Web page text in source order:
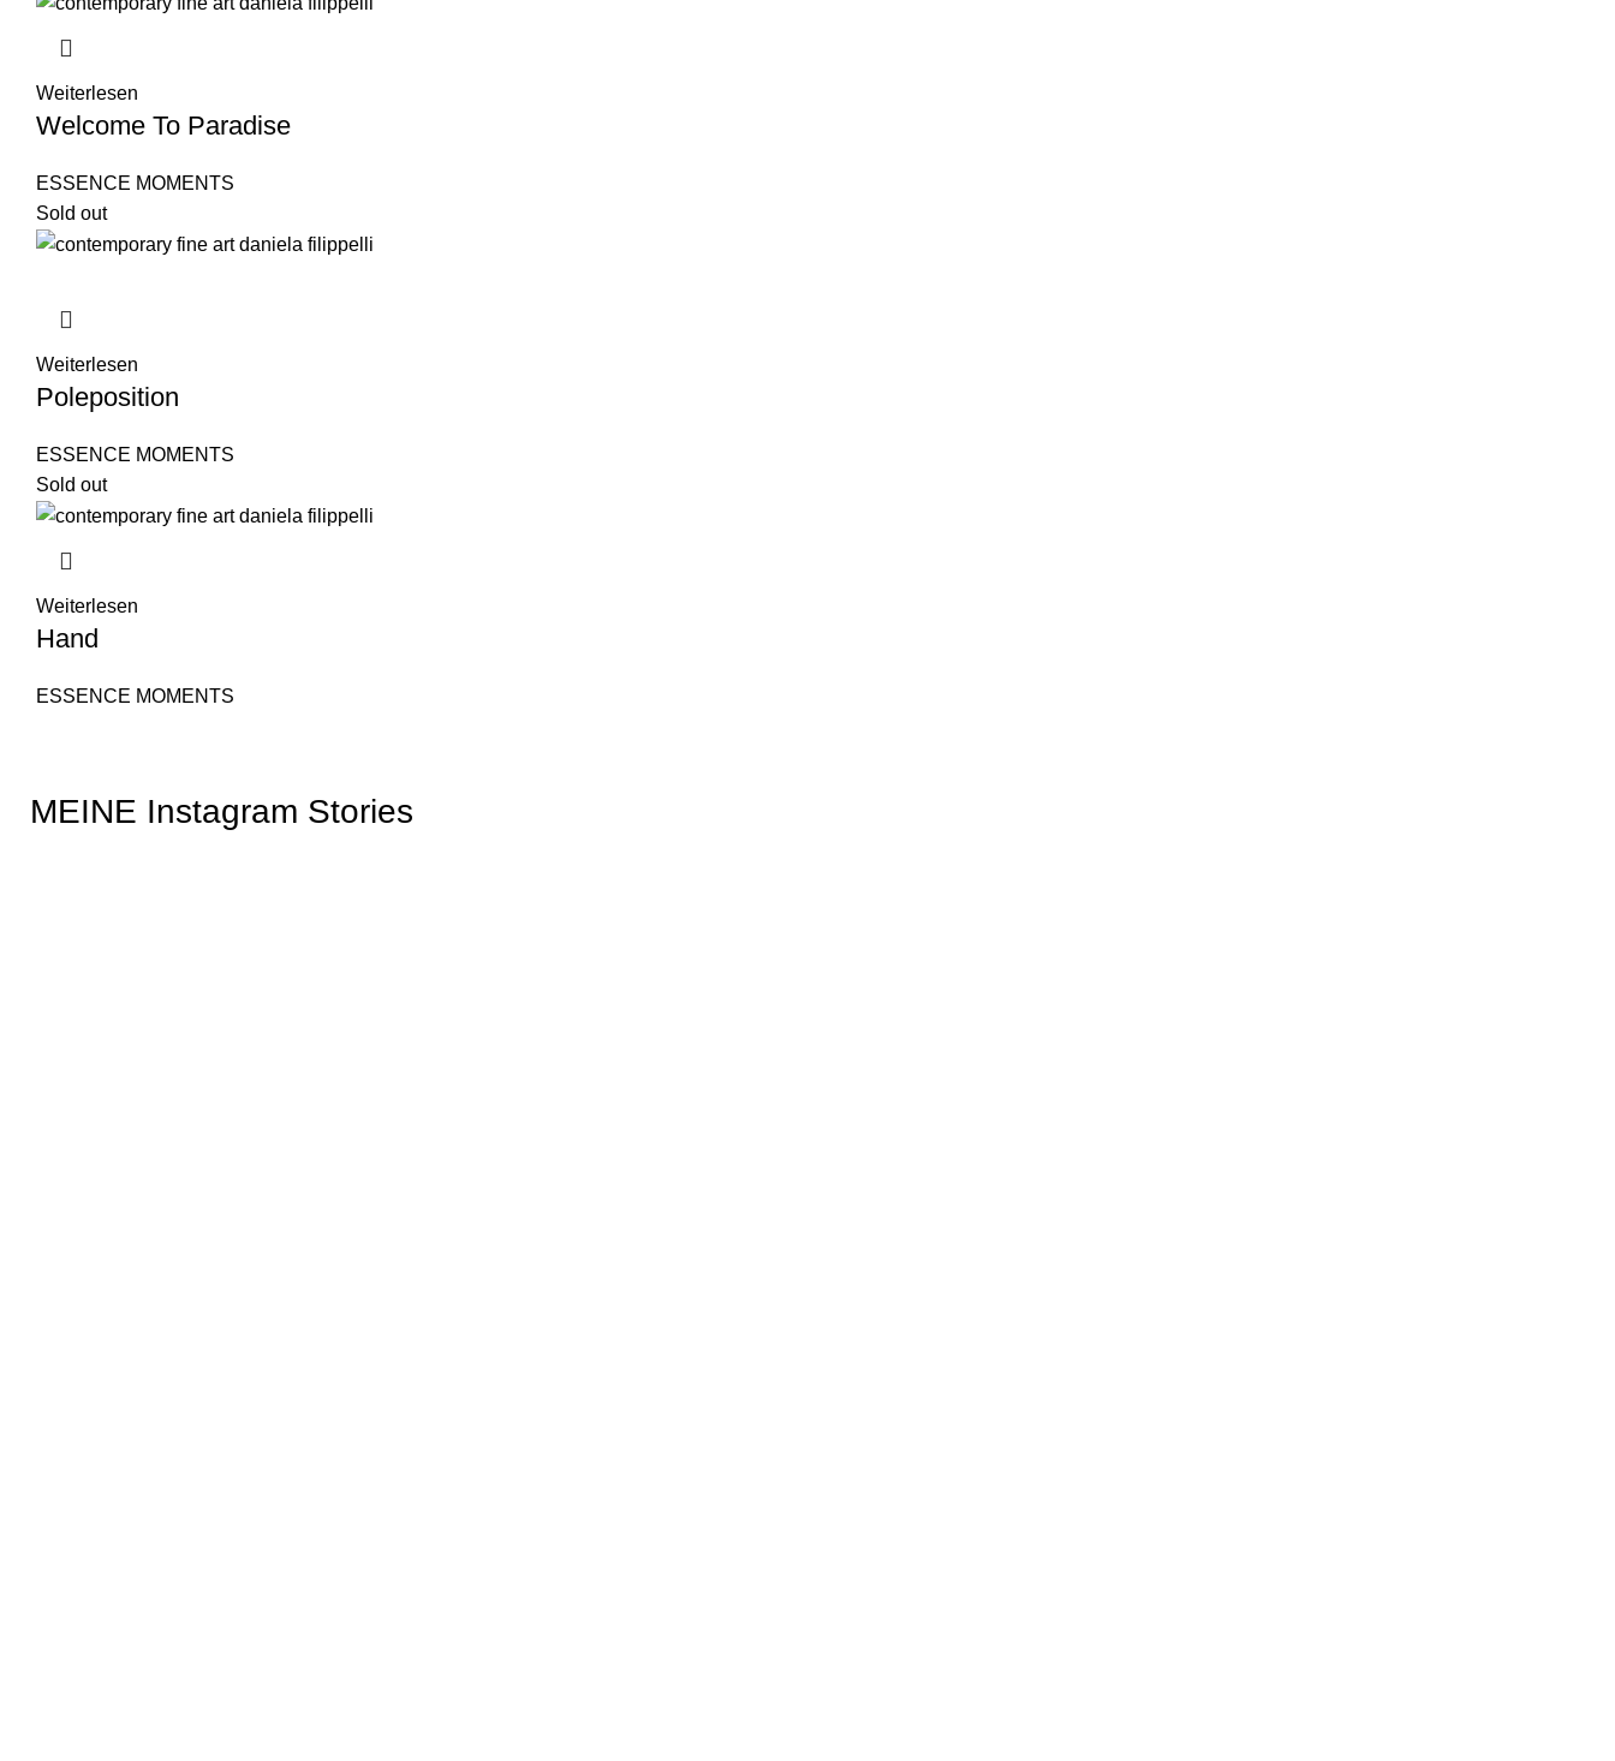
Weiterlesen
Welcome To Paradise
ESSENCE MOMENTS
Sold out
Weiterlesen
Poleposition
ESSENCE MOMENTS
Sold out
Weiterlesen
Hand
ESSENCE MOMENTS
MEINE Instagram Stories